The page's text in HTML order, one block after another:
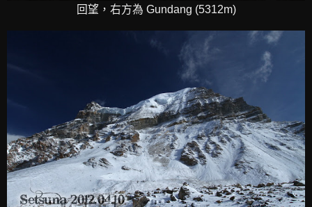
回望，右方為 Gundang (5312m)